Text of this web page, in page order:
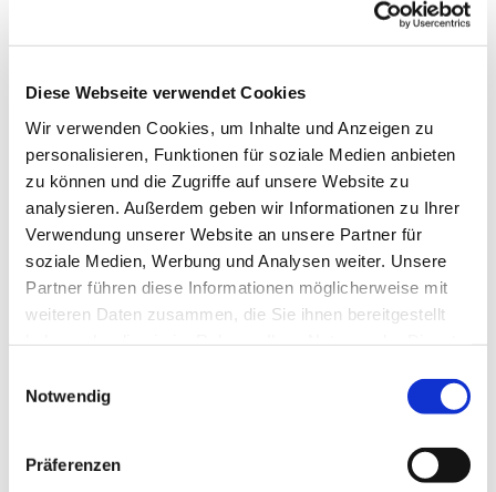
Diese Webseite verwendet Cookies
Wir verwenden Cookies, um Inhalte und Anzeigen zu
personalisieren, Funktionen für soziale Medien anbieten
zu können und die Zugriffe auf unsere Website zu
analysieren. Außerdem geben wir Informationen zu Ihrer
Verwendung unserer Website an unsere Partner für
soziale Medien, Werbung und Analysen weiter. Unsere
Partner führen diese Informationen möglicherweise mit
weiteren Daten zusammen, die Sie ihnen bereitgestellt
Notwendig
Präferenzen